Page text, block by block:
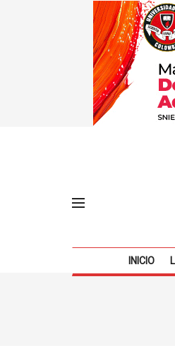
INICIO